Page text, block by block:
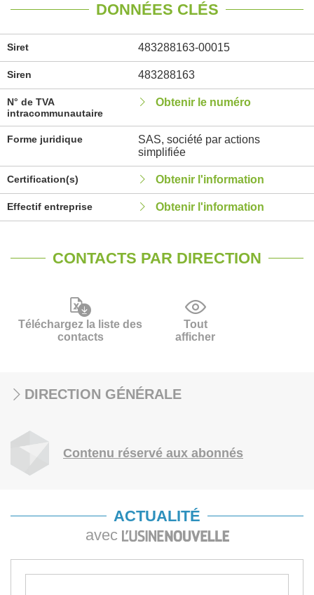
DONNÉES CLÉS
Siret 483288163-00015
Siren 483288163
N° de TVA
intracommunautaire
Obtenir le numéro
Forme juridique
SAS, société par actions
simplifiée
Certification(s) Obtenir l'information
Effectif entreprise Obtenir l'information
CONTACTS PAR DIRECTION
Téléchargez la liste des
contacts
Tout
afficher
DIRECTION GÉNÉRALE
Contenu réservé aux abonnés
ACTUALITÉ
avec